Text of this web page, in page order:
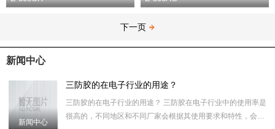
下一页
新闻中心
新闻中心
三防胶的在电子行业的用途？
三防胶的在电子行业的用途？ 三防胶在电子行业中的使用率是
很高的，不同地区和不同厂家会根据其使用要求和特性，会给